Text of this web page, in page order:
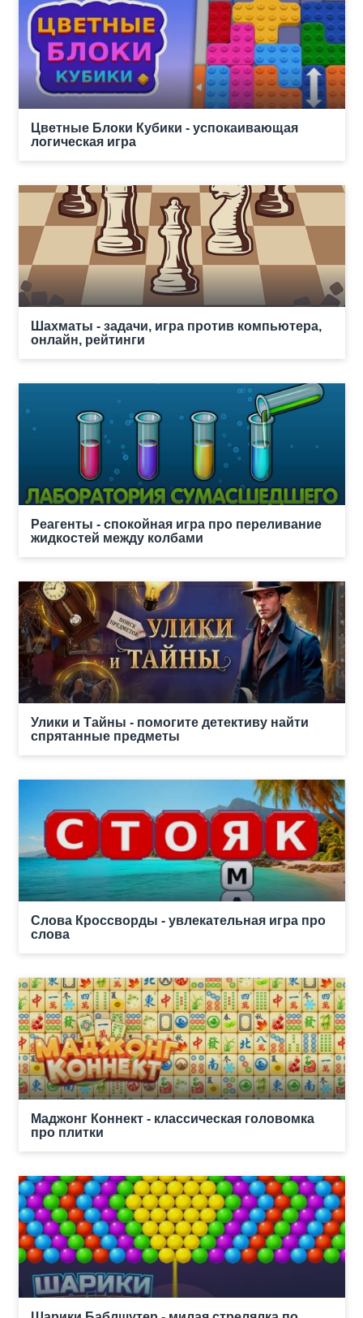
Цветные Блоки Кубики - успокаивающая
логическая игра
Шахматы - задачи, игра против компьютера,
онлайн, рейтинги
Реагенты - спокойная игра про переливание
жидкостей между колбами
Улики и Тайны - помогите детективу найти
спрятанные предметы
Слова Кроссворды - увлекательная игра про
слова
Маджонг Коннект - классическая головомка
про плитки